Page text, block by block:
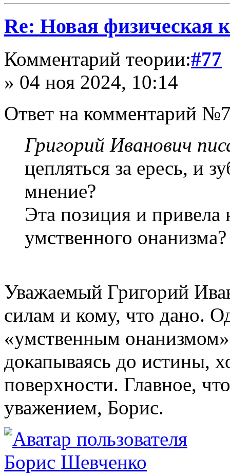
Re: Новая физическая
Комментарий теории:#77
» 04 ноя 2024, 10:14
Ответ на комментарий
Григорий Иванович
цепляться за ересь, и
мнение?
Эта позиция и привела
умственного онанизма?
Уважаемый Григорий
силам и кому, что дано.
«умственным
докапываясь до истины,
поверхности. Главное,
уважением, Борис.
Борис Шевченко